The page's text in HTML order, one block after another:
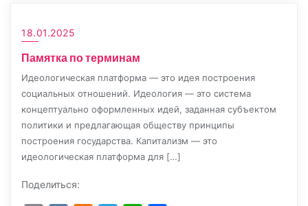
18.01.2025
Памятка по терминам
Идеологическая платформа — это идея построения
социальных отношений. Идеология — это система
концептуально оформленных идей, заданная субъектом
политики и предлагающая обществу принципы
построения государства. Капитализм — это
идеологическая платформа для […]
Поделиться: